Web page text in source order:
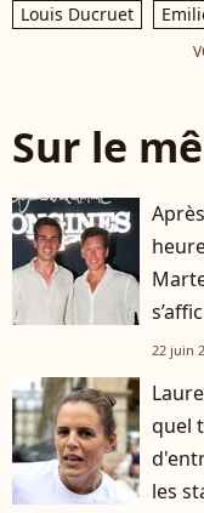
Louis Ducruet
Sur le
Paris
22 juin
quel
les